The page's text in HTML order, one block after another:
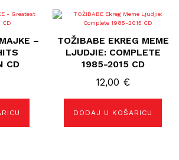
–
CD
TOŽIBABE EKREG MEME
LJUDJIE: COMPLETE
1985-2015 CD
12,00 €
DODAJ U KOŠARICU